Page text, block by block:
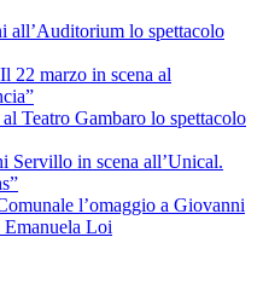
lo spettacolo
marzo in scena al
Teatro Gambaro lo spettacolo
in scena all’Unical.
l’omaggio a Giovanni
Loi